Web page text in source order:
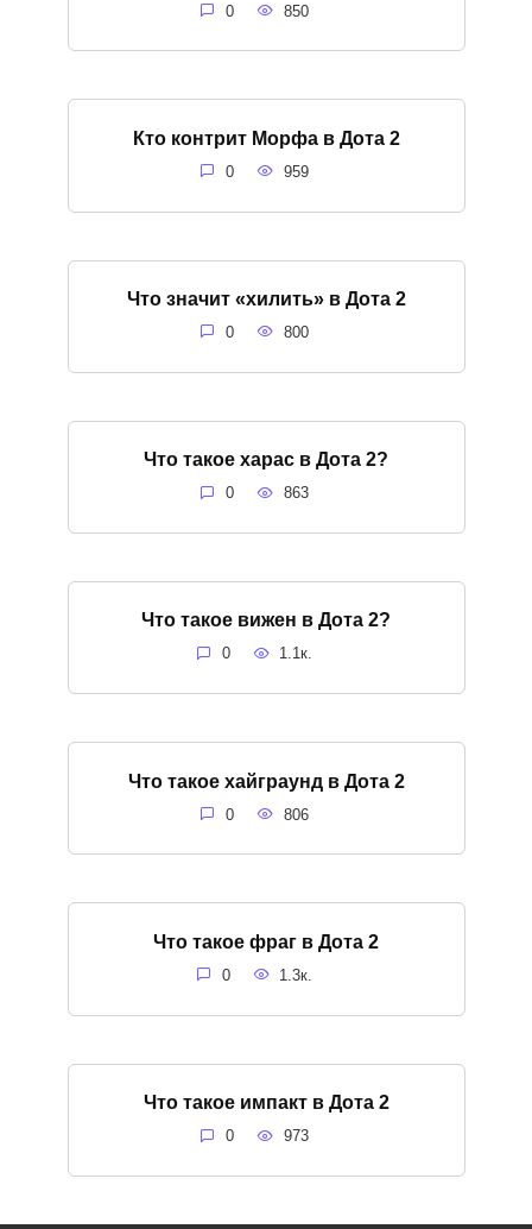
0 850
Кто контрит Морфа в Дота 2
0 959
Что значит «хилить» в Дота 2
0 800
Что такое харас в Дота 2?
0 863
Что такое вижен в Дота 2?
0 1.1к.
Что такое хайграунд в Дота 2
0 806
Что такое фраг в Дота 2
0 1.3к.
Что такое импакт в Дота 2
0 973